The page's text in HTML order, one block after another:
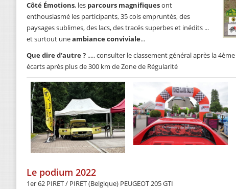
Côté Émotions, les parcours magnifiquesont
enthousiasmé les participants, 35 cols empruntés, des
paysages sublimes, des lacs, des tracés superbes et inédits ...
et surtout uneambiance conviviale...
Que dire d’autre ? ..... consulter le classement général après la
écarts après plus de 300 km de Zone de Régularité
Le podium 2022
1er 62 PIRET / PIRET (Belgique) PEUGEOT 205 GTI